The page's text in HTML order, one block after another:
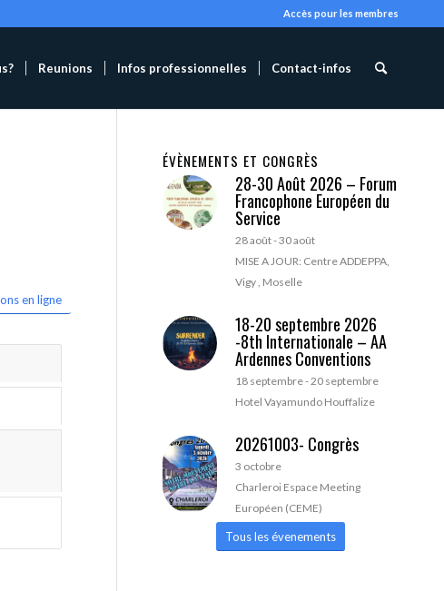
Accès pour les membres
Reunions Infos professionnelles Contact-infos
en ligne
ÉVÈNEMENTS ET CONGRÈS
28-30 Août 2026 – Forum
Francophone Européen du
Service
28 août-30 août
MISE A JOUR: Centre ADDEPPA,
Vigy , Moselle
18-20 septembre 2026
-8th Internationale – AA
Ardennes Conventions
18 septembre-20 septembre
Hotel Vayamundo Houffalize
20261003- Congrès
3 octobre
Charleroi Espace Meeting
Européen (CEME)
Tous les évenements